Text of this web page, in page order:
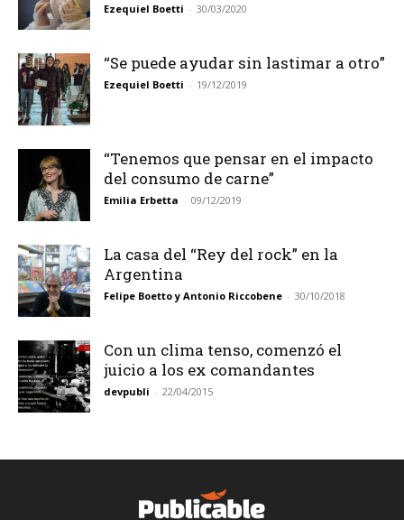
Ezequiel Boetti - 30/03/2020
“Se puede ayudar sin lastimar a otro”
Ezequiel Boetti - 19/12/2019
“Tenemos que pensar en el impacto
del consumo de carne”
Emilia Erbetta - 09/12/2019
La casa del “Rey del rock” en la
Argentina
Felipe Boetto y Antonio Riccobene - 30/10/2018
Con un clima tenso, comenzó el
juicio a los ex comandantes
devpubli - 22/04/2015